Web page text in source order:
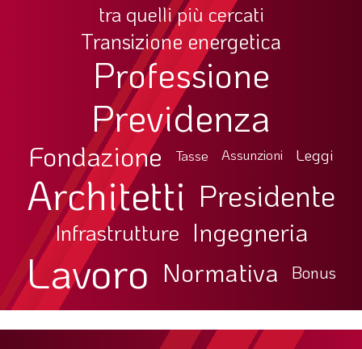
tra quelli più cercati
Transizione energetica
Professione
Previdenza
Fondazione Tasse Assunzioni Leggi
Architetti Presidente
Infrastrutture Ingegneria
Lavoro Normativa Bonus